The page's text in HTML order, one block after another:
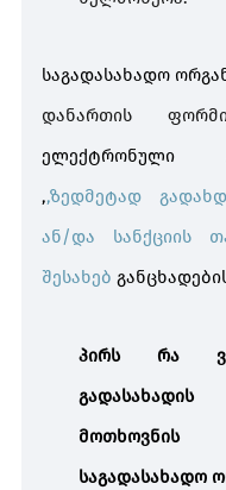
საგადასახადო
დანართის
ელექტრონული
,,ზედმეტად
ან/და სანქციის
შესახებ
პირს რა
საგადასახადო